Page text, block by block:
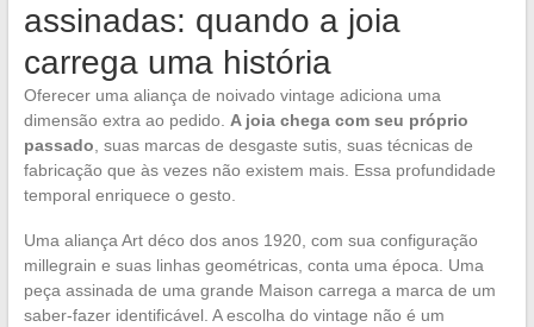
assinadas: quando a joia
carrega uma história
Oferecer uma aliança de noivado vintage adiciona uma
dimensão extra ao pedido. A joia chega com seu próprio
passado , suas marcas de desgaste sutis, suas técnicas de
fabricação que às vezes não existem mais. Essa profundidade
temporal enriquece o gesto.
Uma aliança Art déco dos anos 1920, com sua configuração
millegrain e suas linhas geométricas, conta uma época. Uma
peça assinada de uma grande Maison carrega a marca de um
saber-fazer identificável. A escolha do vintage não é um